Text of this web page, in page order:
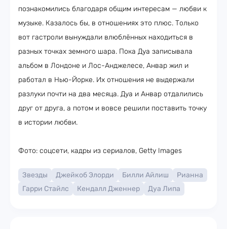
познакомились благодаря общим интересам — любви к
музыке. Казалось бы, в отношениях это плюс. Только
вот гастроли вынуждали влюблённых находиться в
разных точках земного шара. Пока Дуа записывала
альбом в Лондоне и Лос-Анджелесе, Анвар жил и
работал в Нью-Йорке. Их отношения не выдержали
разлуки почти на два месяца. Дуа и Анвар отдалились
друг от друга, а потом и вовсе решили поставить точку
в истории любви.
Фото: соцсети, кадры из сериалов, Getty Images
Звезды Джейкоб Элорди Билли Айлиш
Рианна
Гарри Стайлс
Кендалл Дженнер Дуа Липа